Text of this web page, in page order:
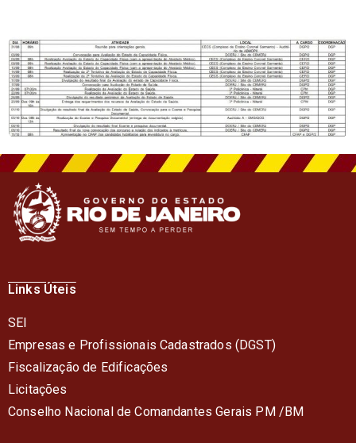
Links Úteis
SEI
Empresas e Profissionais Cadastrados (DGST)
Fiscalização de Edificações
Licitações
Conselho Nacional de Comandantes Gerais PM /BM